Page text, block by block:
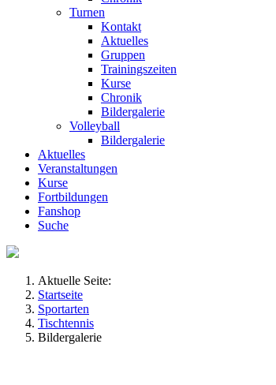
Turnen
Kontakt
Aktuelles
Gruppen
Trainingszeiten
Kurse
Chronik
Bildergalerie
Volleyball
Bildergalerie
Aktuelles
Veranstaltungen
Kurse
Fortbildungen
Fanshop
Suche
Aktuelle Seite:
Startseite
Sportarten
Tischtennis
Bildergalerie